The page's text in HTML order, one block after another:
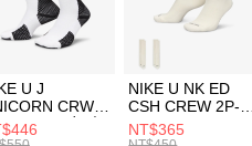
U J
CRW
-160 男女 中
FZ3393100
NIKE U NK ED
CSH CREW 2P-
144 EMBRDY 男
女 短統襪
NT$365